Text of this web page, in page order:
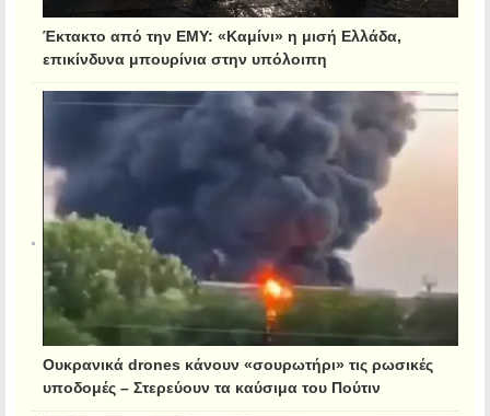
Έκτακτο από την ΕΜΥ: «Καμίνι» η μισή Ελλάδα,
επικίνδυνα μπουρίνια στην υπόλοιπη
Ουκρανικά drones κάνουν «σουρωτήρι» τις ρωσικές
υποδομές – Στερεύουν τα καύσιμα του Πούτιν